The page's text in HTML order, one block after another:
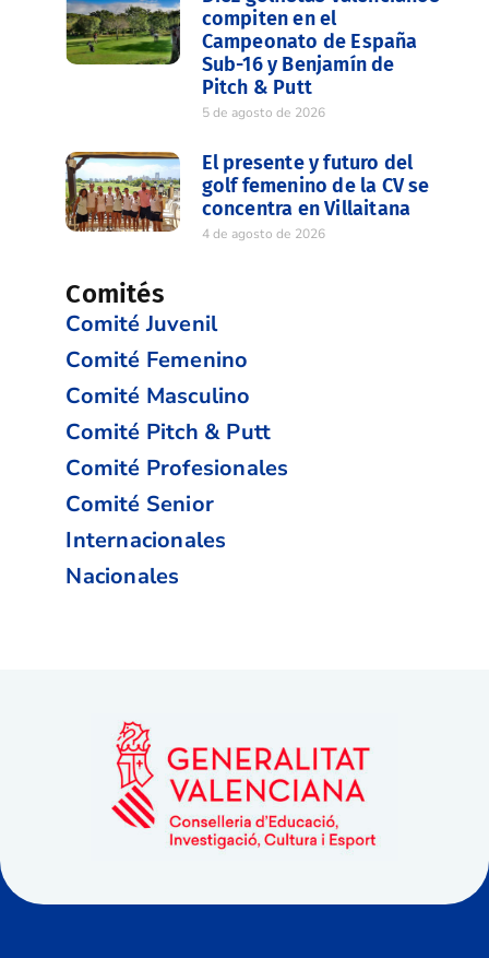
compiten en el
Campeonato de España
Sub-16 y Benjamín de
Pitch & Putt
5 de agosto de 2026
El presente y futuro del
golf femenino de la CV se
concentra en Villaitana
4 de agosto de 2026
Comités
Comité Juvenil
Comité Femenino
Comité Masculino
Comité Pitch & Putt
Comité Profesionales
Comité Senior
Internacionales
Nacionales